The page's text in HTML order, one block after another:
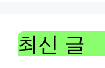
최신 글